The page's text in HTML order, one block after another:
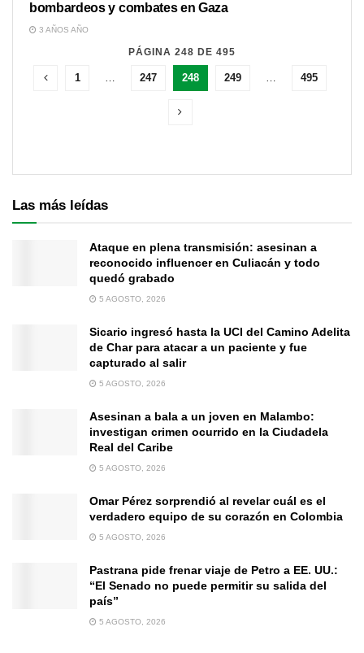
bombardeos y combates en Gaza
3 AÑOS AÑO
PÁGINA 248 DE 495
1 … 247 248 249 … 495
Las más leídas
Ataque en plena transmisión: asesinan a
reconocido influencer en Culiacán y todo
quedó grabado
5 AGOSTO, 2026
Sicario ingresó hasta la UCI del Camino Adelita
de Char para atacar a un paciente y fue
capturado al salir
5 AGOSTO, 2026
Asesinan a bala a un joven en Malambo:
investigan crimen ocurrido en la Ciudadela
Real del Caribe
5 AGOSTO, 2026
Omar Pérez sorprendió al revelar cuál es el
verdadero equipo de su corazón en Colombia
5 AGOSTO, 2026
Pastrana pide frenar viaje de Petro a EE. UU.:
“El Senado no puede permitir su salida del
país”
5 AGOSTO, 2026